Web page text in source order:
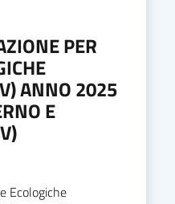
PER
ANNO 2025
E
Ecologiche